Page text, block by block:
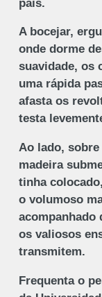
pais.
A bocejar,
onde dorme
suavidade, os
uma rápida
afasta os
testa
Ao lado,
madeira
tinha
o volumoso
acompanhado
os valiosos
transmitem.
Frequenta o